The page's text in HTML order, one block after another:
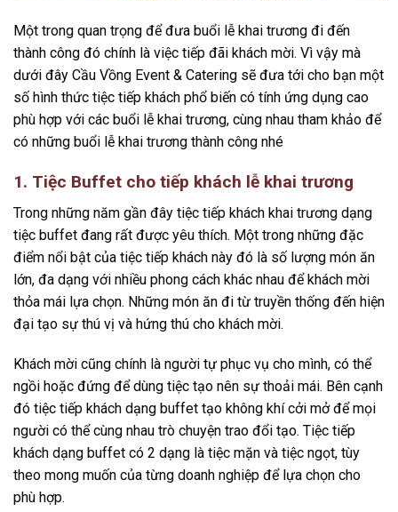
Một trong quan trọng để đưa buổi lễ khai trương đi đến
thành công đó chính là việc tiếp đãi khách mời. Vì vậy mà
dưới đây Cầu Vồng Event & Catering sẽ đưa tới cho bạn một
số hình thức tiệc tiếp khách phổ biến có tính ứng dụng cao
phù hợp với các buổi lễ khai trương, cùng nhau tham khảo để
có những buổi lễ khai trương thành công nhé
1. Tiệc Buffet cho tiếp khách lễ khai trương
Trong những năm gần đây tiệc tiếp khách khai trương dạng
tiệc buffet đang rất được yêu thích. Một trong những đặc
điểm nổi bật của tiệc tiếp khách này đó là số lượng món ăn
lớn, đa dạng với nhiều phong cách khác nhau để khách mời
thỏa mái lựa chọn. Những món ăn đi từ truyền thống đến hiện
đại tạo sự thú vị và hứng thú cho khách mời.
Khách mời cũng chính là người tự phục vụ cho mình, có thể
ngồi hoặc đứng để dùng tiệc tạo nên sự thoải mái. Bên cạnh
đó tiệc tiếp khách dạng buffet tạo không khí cởi mở để mọi
người có thể cùng nhau trò chuyện trao đổi tạo. Tiệc tiếp
khách dạng buffet có 2 dạng là tiệc mặn và tiệc ngọt, tùy
theo mong muốn của từng doanh nghiệp để lựa chọn cho
phù hợp.